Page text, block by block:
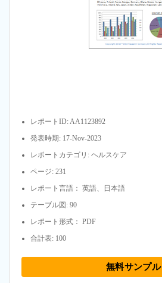
レポートID: AA1123892
発表時期: 17-Nov-2023
レポートカテゴリ: ヘルスケア
ページ: 231
レポート言語： 英語、日本語
テーブル図: 90
レポート形式： PDF
合計表: 100
無料サンプル